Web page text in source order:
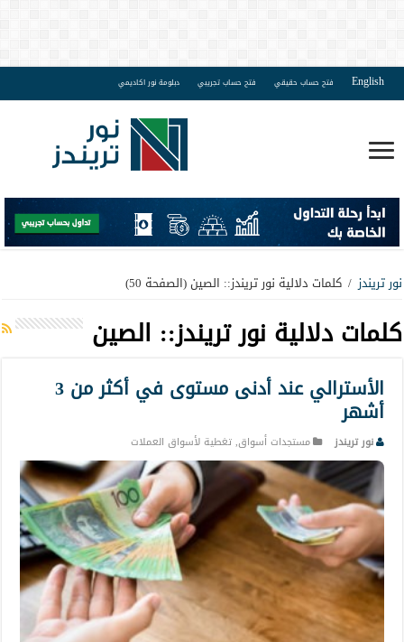
English فتح حساب حقيقي فتح حساب تجريبي دبلومة نور اكاديمي
نور تريندز / كلمات دلالية نور تريندز:: الصين(الصفحة 50)
كلمات دلالية نور تريندز:: الصين
الأسترالي عند أدنى مستوى في أكثر من 3
أشهر
نور تريندز مستجدات أسواق,تغطية لأسواق العملات